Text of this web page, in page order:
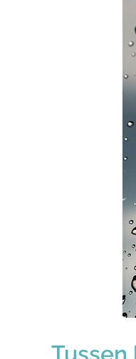
Tussen